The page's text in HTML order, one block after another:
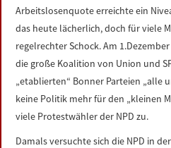
Arbeitslosenquote erreichte ein
das heute lächerlich, doch für viele
regelrechter Schock. Am
die große Koalition von Union und
„etablierten“ Bonner Parteien „alle
keine Politik mehr für den „kleinen
viele Protestwähler der NPD zu.
Damals versuchte sich die NPD in